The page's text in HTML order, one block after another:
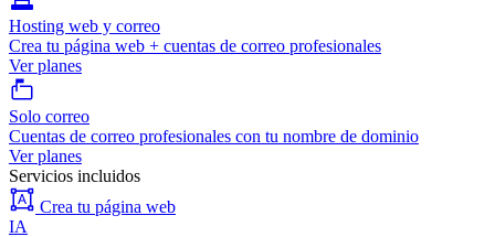
Hosting web y correo
Crea tu página web + cuentas de correo profesionales
Ver planes
Solo correo
Cuentas de correo profesionales con tu nombre de dominio
Ver planes
Servicios incluidos
Crea tu página web
IA